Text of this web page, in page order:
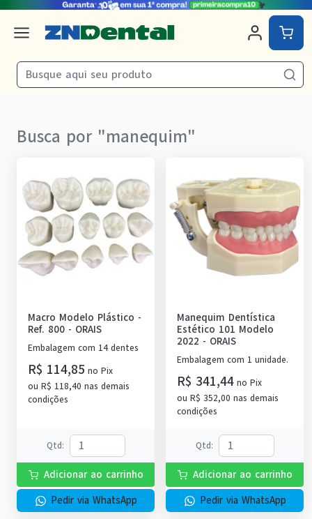
Busca por "manequim"
Macro Modelo Plástico -
Ref. 800 - ORAIS
Embalagem com 14 dentes
R$ 114,85 no Pix
ou R$ 118,40 nas demais
condições
Qtd:
Adicionar ao carrinho
Pedir via WhatsApp
Manequim Dentística
Estético 101 Modelo
2022 - ORAIS
Embalagem com 1 unidade.
R$ 341,44 no Pix
ou R$ 352,00 nas demais
condições
Qtd:
Adicionar ao carrinho
Pedir via WhatsApp